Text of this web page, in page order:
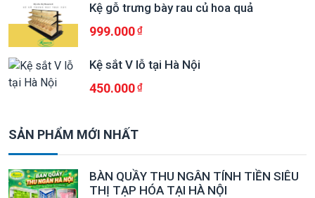
Kệ gỗ trưng bày rau củ hoa quả
999.000
Kệ sắt V lỗ tại Hà Nội
450.000
SẢN PHẨM MỚI NHẤT
BÀN QUẦY THU NGÂN TÍNH TIỀN SIÊU
THỊ TẠP HÓA TẠI HÀ NỘI